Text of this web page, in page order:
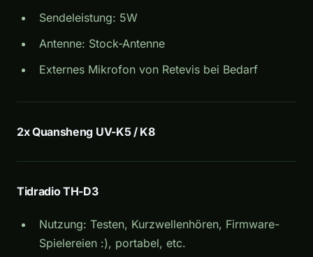
Sendeleistung: 5W
Antenne: Stock-Antenne
Externes Mikrofon von Retevis bei Bedarf
2x Quansheng UV-K5 / K8
Tidradio TH-D3
Nutzung: Testen, Kurzwellenhören, Firmware-
Spielereien :), portabel, etc.